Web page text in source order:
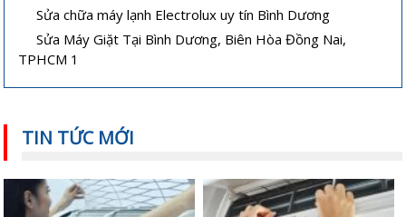
Sửa chữa máy lạnh Electrolux uy tín Bình Dương
Sửa Máy Giặt Tại Bình Dương, Biên Hòa Đồng Nai,
TPHCM 1
TIN TỨC MỚI